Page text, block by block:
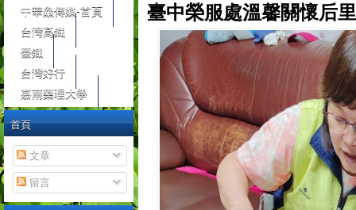
臺中榮服處溫馨關懷后
中華鱻傳媒-首頁
台灣高鐵
臺鐵
台灣好行
嘉南藥理大學
首頁
文章
留言